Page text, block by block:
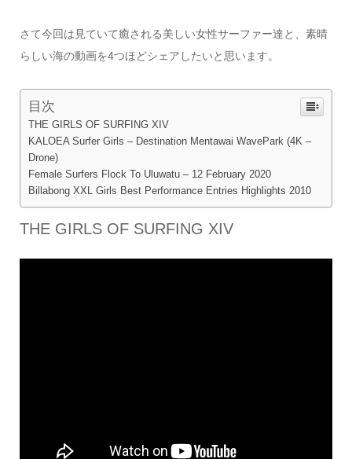
さて今回は見ていて癒される美しい女性サーファー達と、素晴
らしい海の動画を4つほどシェアしたいと思います。
目次
THE GIRLS OF SURFING XIV
KALOEA Surfer Girls – Destination Mentawai WavePark (4K –
Drone)
Female Surfers Flock To Uluwatu – 12 February 2020
Billabong XXL Girls Best Performance Entries Highlights 2010
THE GIRLS OF SURFING XIV